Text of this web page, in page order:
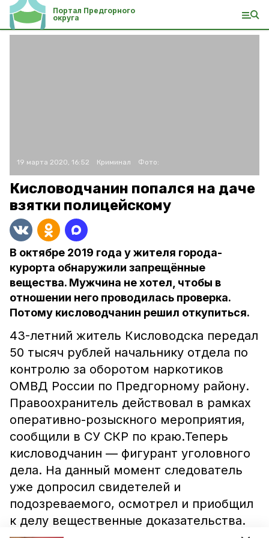
Портал Предгорного
округа
19 марта 2020, 16:52 Криминал Фото:
Кисловодчанин попался на даче
взятки полицейскому
В октябре 2019 года у жителя города-
курорта обнаружили запрещённые
вещества. Мужчина не хотел, чтобы в
отношении него проводилась проверка.
Потому кисловодчанин решил откупиться.
43-летний житель Кисловодска передал
50 тысяч рублей начальнику отдела по
контролю за оборотом наркотиков
ОМВД России по Предгорному району.
Правоохранитель действовал в рамках
оперативно-розыскного мероприятия,
сообщили в СУ СКР по краю.Теперь
кисловодчанин — фигурант уголовного
дела. На данный момент следователь
уже допросил свидетелей и
подозреваемого, осмотрел и приобщил
к делу вещественные доказательства.